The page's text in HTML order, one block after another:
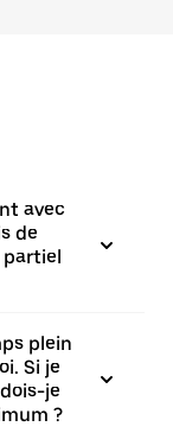
avec
de
partiel
plein
Si je
je
?